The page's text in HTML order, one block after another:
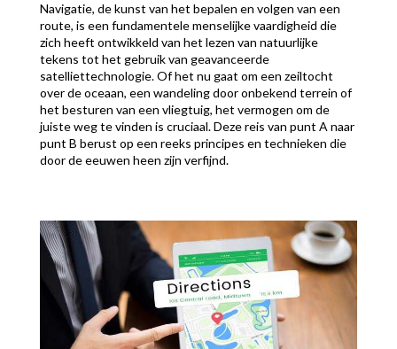
Navigatie, de kunst van het bepalen en volgen van een
route, is een fundamentele menselijke vaardigheid die
zich heeft ontwikkeld van het lezen van natuurlijke
tekens tot het gebruik van geavanceerde
satelliettechnologie. Of het nu gaat om een zeiltocht
over de oceaan, een wandeling door onbekend terrein of
het besturen van een vliegtuig, het vermogen om de
juiste weg te vinden is cruciaal. Deze reis van punt A naar
punt B berust op een reeks principes en technieken die
door de eeuwen heen zijn verfijnd.